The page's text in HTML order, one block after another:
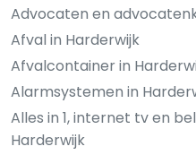
Advocaten en
Afval in Harderwijk
Afvalcontainer in
Alarmsystemen in
Alles in 1, internet tv en
Harderwijk